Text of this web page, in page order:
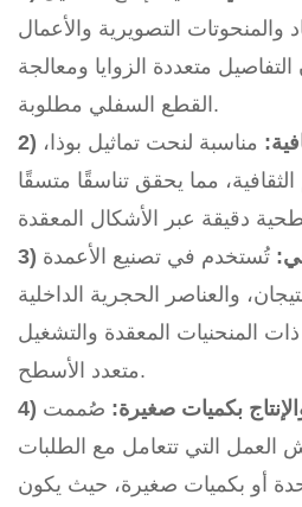
والمنحوتات التصويرية والأعمال
التفاصيل متعددة الزوايا ومعالجة
القطع السفلي مطلوبة.
مناسبة لنحت تماثيل بوذا،
مما يحقق تناسقًا متسقًا
تُستخدم في تصنيع الأعمدة
والعناصر الحجرية الداخلية
المنحنيات المعقدة والتشغيل
متعدد الأسطح.
بكميات صغيرة: صُممت
العمل التي تتعامل مع الطلبات
أو بكميات صغيرة، حيث يكون